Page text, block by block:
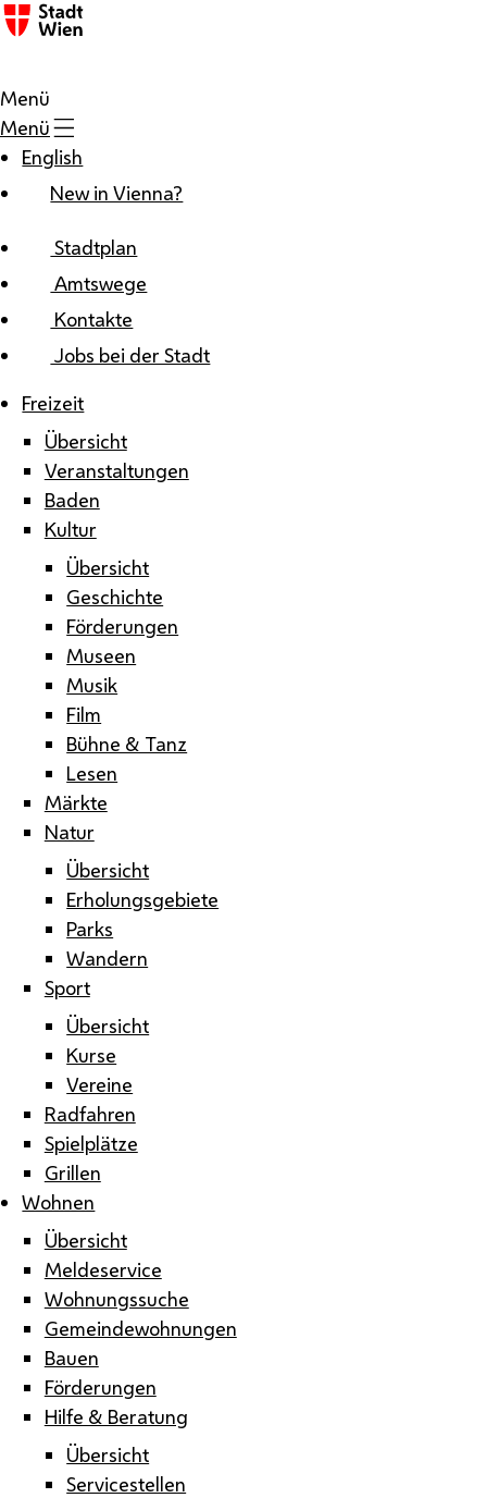
Zum Inhalt
Menü
Menü
English
New in Vienna?
Stadtplan
Amtswege
Kontakte
Jobs bei der Stadt
Freizeit
Übersicht
Veranstaltungen
Baden
Kultur
Übersicht
Geschichte
Förderungen
Museen
Musik
Film
Bühne & Tanz
Lesen
Märkte
Natur
Übersicht
Erholungsgebiete
Parks
Wandern
Sport
Übersicht
Kurse
Vereine
Radfahren
Spielplätze
Grillen
Wohnen
Übersicht
Meldeservice
Wohnungssuche
Gemeindewohnungen
Bauen
Förderungen
Hilfe & Beratung
Übersicht
Servicestellen